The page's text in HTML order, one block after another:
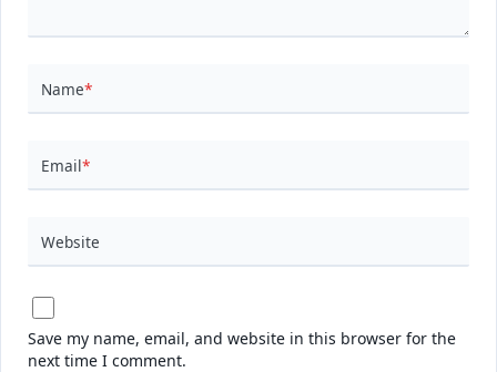
Name*
Email*
Website
Save my name, email, and website in this browser for the
next time I comment.